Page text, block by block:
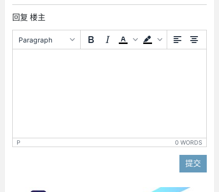
回复 楼主
Paragraph
P 0 WORDS
提交